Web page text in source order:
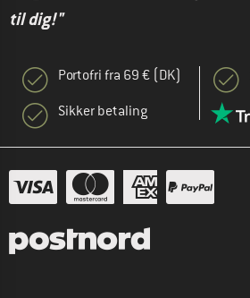
til dig!"
Portofri fra 69 € (DK)
Sikker betaling